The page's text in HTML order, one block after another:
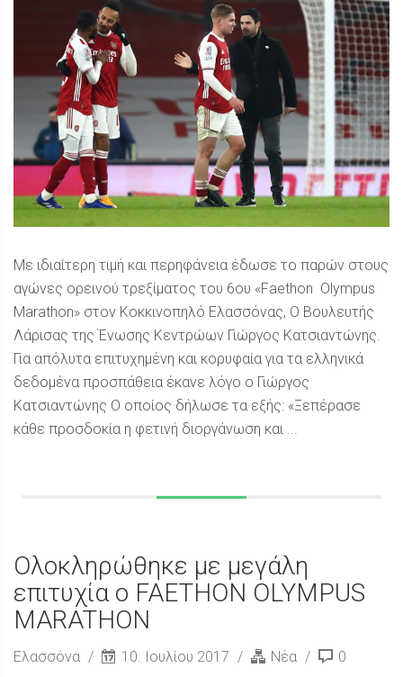
Με ιδιαίτερη τιμή και περηφάνεια έδωσε το παρών στους
αγώνες ορεινού τρεξίματος του 6ου «Faethon Olympus
Marathon» στον Κοκκινοπηλό Ελασσόνας, Ο Βουλευτής
Λάρισας της Ένωσης Κεντρώων Γιώργος Κατσιαντώνης.
Για απόλυτα επιτυχημένη και κορυφαία για τα ελληνικά
δεδομένα προσπάθεια έκανε λόγο ο Γιώργος
Κατσιαντώνης Ο οποίος δήλωσε τα εξής: «Ξεπέρασε
κάθε προσδοκία η φετινή διοργάνωση και ...
Ολοκληρώθηκε με μεγάλη
επιτυχία ο FAETHON OLYMPUS
MARATHON
Ελασσόνα 10. Ιουλίου 2017 Νέα 0